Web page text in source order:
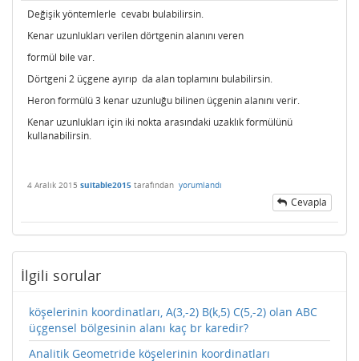
Değişik yöntemlerle cevabı bulabilirsin.
Kenar uzunlukları verilen dörtgenin alanını veren
formül bile var.
Dörtgeni 2 üçgene ayırıp da alan toplamını bulabilirsin.
Heron formülü 3 kenar uzunluğu bilinen üçgenin alanını verir.
Kenar uzunlukları için iki nokta arasındaki uzaklık formülünü
kullanabilirsin.
4 Aralık 2015 suitable2015 tarafından yorumlandı
Cevapla
İlgili sorular
köşelerinin koordinatları, A(3,-2) B(k,5) C(5,-2) olan ABC
üçgensel bölgesinin alanı kaç br karedir?
Analitik Geometride köşelerinin koordinatları